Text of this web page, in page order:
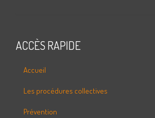
ACCÈS RAPIDE
Accueil
Les procédures collectives
Prévention